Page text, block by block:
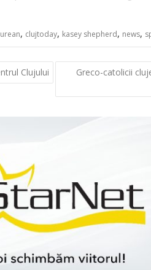
, clujtoday, kasey shepherd, news,
Clujului
Greco-catolicii